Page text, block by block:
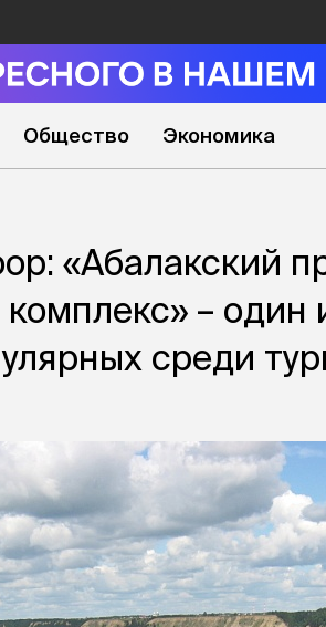
Общество Экономика
«Абалакский
– один
среди